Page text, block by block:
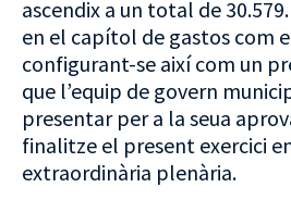
ascendix a un total de
en el capítol de gastos com
configurant-se així com un
que l’equip de govern
presentar per a la seua
finalitze el present exercici
extraordinària plenària.